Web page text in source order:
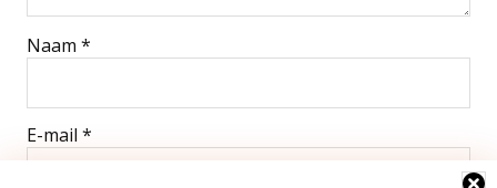
Naam *
E-mail*